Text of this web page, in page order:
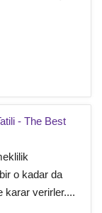
- The Best
o kadar da
karar verirler....